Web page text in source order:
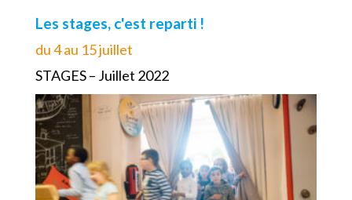
Les stages, c'est reparti !
du 4 au 15 juillet
STAGES – Juillet 2022